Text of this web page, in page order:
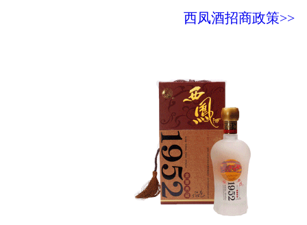
西凤酒招商政策>>